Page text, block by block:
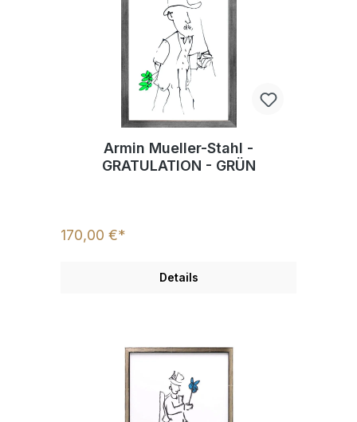
Armin Mueller-Stahl -
GRATULATION - GRÜN
170,00 €*
Details